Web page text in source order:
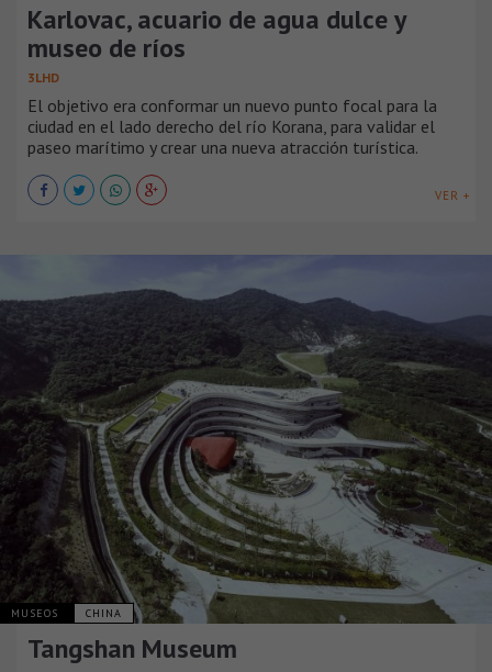
Karlovac, acuario de agua dulce y
museo de ríos
3LHD
El objetivo era conformar un nuevo punto focal para la
ciudad en el lado derecho del río Korana, para validar el
paseo marítimo y crear una nueva atracción turística.
VER +
MUSEOS CHINA
Tangshan Museum